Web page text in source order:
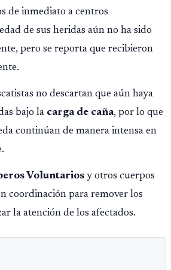
de inmediato a centros
de sus heridas aún no ha sido
pero se reporta que recibieron
no descartan que aún haya
bajo la carga de caña, por lo que
continúan de manera intensa en
Voluntarios y otros cuerpos
coordinación para remover los
la atención de los afectados.